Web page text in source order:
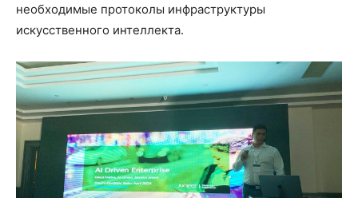
необходимые протоколы инфраструктуры
искусственного интеллекта.